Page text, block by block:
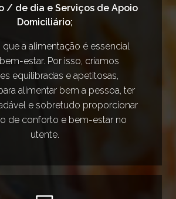
/ de dia e Serviços de Apoio
Domiciliário;
que a alimentação é essencial
estar. Por isso, criamos
equilibradas e apetitosas,
alimentar bem a pessoa, ter
e sobretudo proporcionar
de conforto e bem-estar no
utente.